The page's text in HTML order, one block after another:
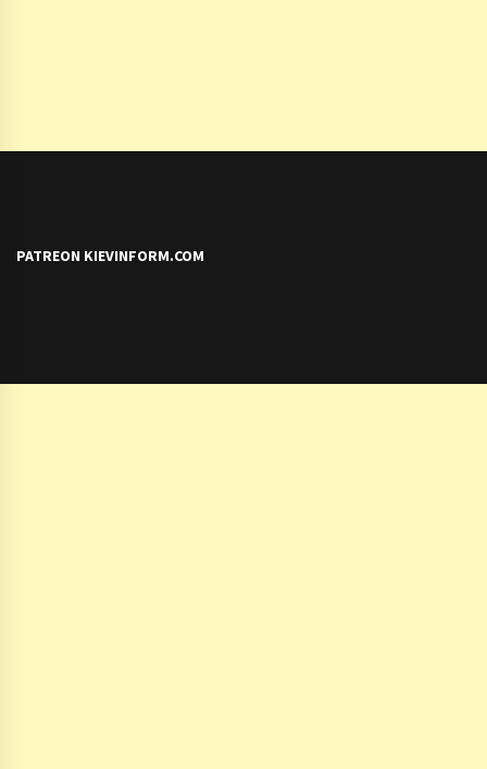
PATREON KIEVINFORM.COM